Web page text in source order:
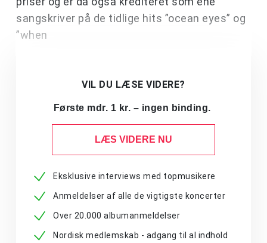
sangskriver på de tidlige hits ”ocean eyes” og
”when
VIL DU LÆSE VIDERE?
Første mdr. 1 kr. – ingen binding.
LÆS VIDERE NU
Eksklusive interviews med topmusikere
Anmeldelser af alle de vigtigste koncerter
Over 20.000 albumanmeldelser
Nordisk medlemskab - adgang til al indhold